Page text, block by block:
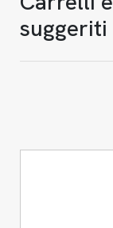
suggeriti